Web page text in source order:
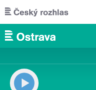
Přejít k hlavnímu obsahu